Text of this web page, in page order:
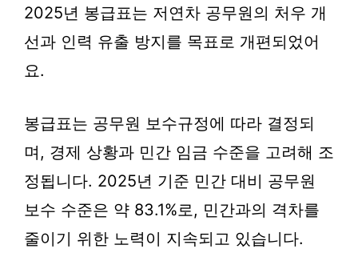
2025년 봉급표는 저연차 공무원의 처우 개
선과 인력 유출 방지를 목표로 개편되었어
요.
봉급표는 공무원 보수규정에 따라 결정되
며, 경제 상황과 민간 임금 수준을 고려해 조
정됩니다. 2025년 기준 민간 대비 공무원
보수 수준은 약 83.1%로, 민간과의 격차를
줄이기 위한 노력이 지속되고 있습니다.